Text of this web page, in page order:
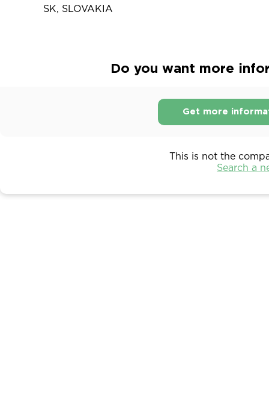
SK, SLOVAKIA
Do you want more
Get more
This is not the
Search a